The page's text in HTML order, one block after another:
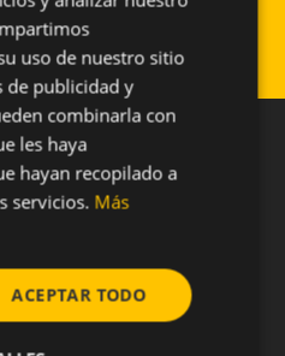
ENGLISH
uso de nuestro sitio
de publicidad y
combinarla con
les haya
hayan recopilado a
servicios. Más
ACEPTAR TODO